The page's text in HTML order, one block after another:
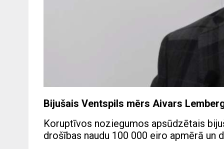
Bijušais Ventspils mērs Aivars
Koruptīvos noziegumos apsūdzētais
drošības naudu 100 000 eiro apmērā un